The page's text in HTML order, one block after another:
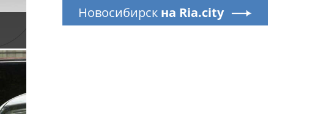
Новосибирск на Ria.city